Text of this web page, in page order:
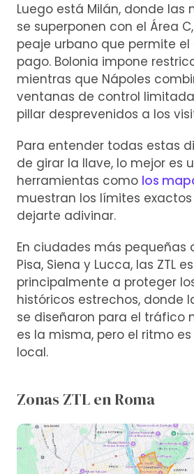
Luego está Milán, donde las
se superponen con el Área
peaje urbano que permite
pago. Bolonia impone
mientras que Nápoles
ventanas de control
pillar desprevenidos a los
Para entender todas estas
de girar la llave, lo mejor es
herramientas como los
muestran los límites
dejarte adivinar.
En ciudades más pequeñas
Pisa, Siena y Lucca, las ZTL
principalmente a proteger
históricos estrechos, donde
se diseñaron para el tráfico
es la misma, pero el ritmo
local.
Zonas ZTL en Roma